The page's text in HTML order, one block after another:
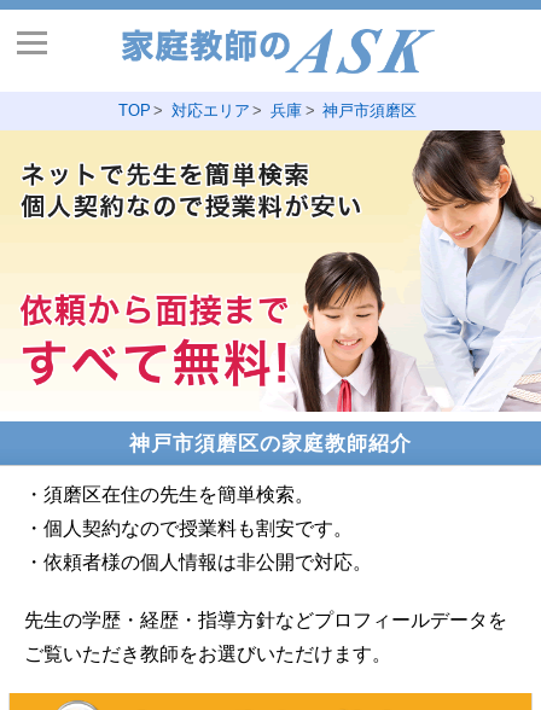
TOP 対応エリア 兵庫 神戸市須磨区
神戸市須磨区の家庭教師紹介
・須磨区在住の先生を簡単検索。
・個人契約なので授業料も割安です。
・依頼者様の個人情報は非公開で対応。
先生の学歴・経歴・指導方針などプロフィールデータを
ご覧いただき教師をお選びいただけます。